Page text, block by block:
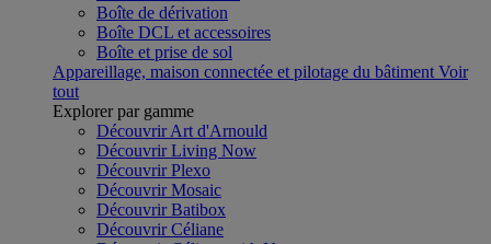
Boîte de dérivation
Boîte DCL et accessoires
Boîte et prise de sol
Appareillage, maison connectée et pilotage du bâtiment Voir
tout
Explorer par gamme
Découvrir Art d'Arnould
Découvrir Living Now
Découvrir Plexo
Découvrir Mosaic
Découvrir Batibox
Découvrir Céliane